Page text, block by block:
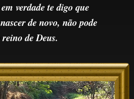
verdade te digo que
de novo, não pode
de Deus.